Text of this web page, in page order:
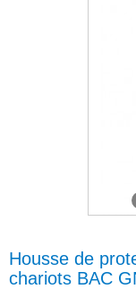
Housse de
chariots BAC